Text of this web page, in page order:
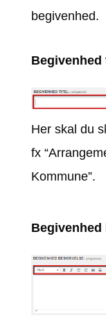
begivenhed.
Begivenhed
Her skal du
fx
Kommune”.